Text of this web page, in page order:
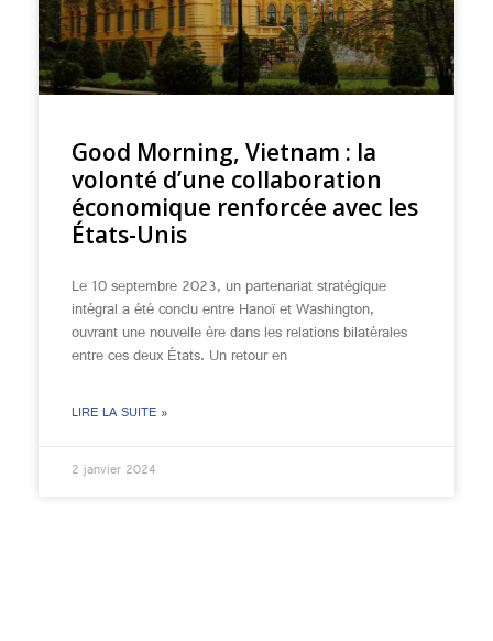
Good Morning, Vietnam : la
volonté d’une collaboration
économique renforcée avec les
États-Unis
Le 10 septembre 2023, un partenariat stratégique
intégral a été conclu entre Hanoï et Washington,
ouvrant une nouvelle ère dans les relations bilatérales
entre ces deux États. Un retour en
LIRE LA SUITE »
2 janvier 2024